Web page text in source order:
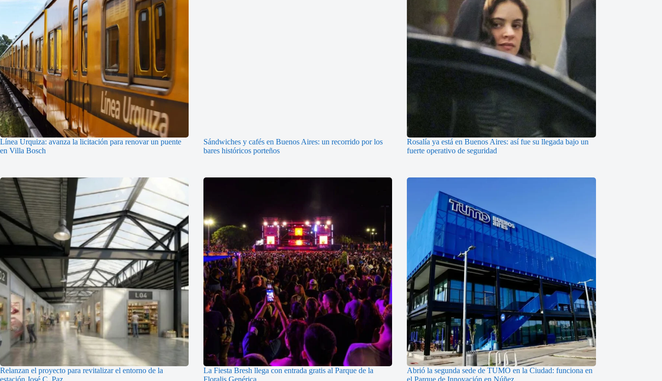
Línea Urquiza: avanza la licitación para renovar un puente
en Villa Bosch
Sándwiches y cafés en Buenos Aires: un recorrido por los
bares históricos porteños
Rosalía ya está en Buenos Aires: así fue su llegada bajo un
fuerte operativo de seguridad
Relanzan el proyecto para revitalizar el entorno de la
estación José C. Paz
La Fiesta Bresh llega con entrada gratis al Parque de la
Floralis Genérica
Abrió la segunda sede de TUMO en la Ciudad: funciona en
el Parque de Innovación en Núñez